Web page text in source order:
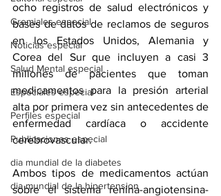
Gremiales especial
Noticias especial
Salud Mental especial
Especiales especial
Perfiles especial
Publicaciones especial
dia mundial de la diabetes
dia mundial de la hipertension
ocho registros de salud electrónicos y
bases de datos de reclamos de seguros
en los Estados Unidos, Alemania y
Corea del Sur que incluyen a casi 3
millones de pacientes que toman
medicamentos para la presión arterial
alta por primera vez sin antecedentes de
enfermedad cardíaca o accidente
cerebrovascular.
Ambos tipos de medicamentos actúan
sobre el sistema renina-angiotensina-